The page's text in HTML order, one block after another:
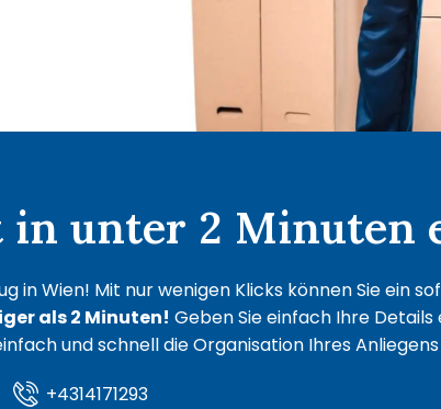
in unter 2 Minuten
in Wien! Mit nur wenigen Klicks können Sie ein
als 2 Minuten! Geben Sie einfach Ihre Details
und schnell die Organisation Ihres
+4314171293